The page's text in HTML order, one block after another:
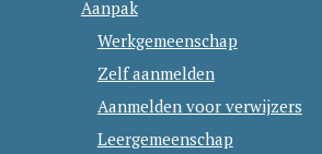
Aanpak
Werkgemeenschap
Zelf aanmelden
Aanmelden voor verwijzers
Leergemeenschap